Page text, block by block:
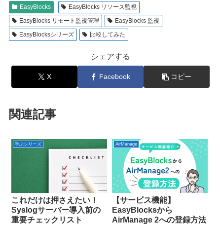
EasyBlocks
EasyBlocks リソース監視
EasyBlocks リモート監視管理
EasyBlocks 監視
EasyBlocksシリーズ
比較してみた
シェアする
X Facebook コピー
関連記事
学ぶシリーズ
これだけは押さえたい！
Syslogサーバー導入前の
重要チェックリスト
AirManage
【サービス機能】
EasyBlocksから
AirManage 2への登録方法